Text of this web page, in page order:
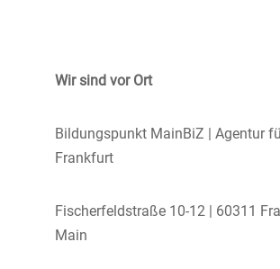
Wir sind vor Ort
Bildungspunkt MainBiZ | Agentur
Frankfurt
Fischerfeldstraße 10-12 | 60311
Main